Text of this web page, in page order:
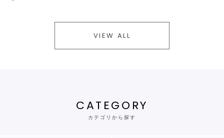
VIEW ALL
CATEGORY
カテゴリから探す